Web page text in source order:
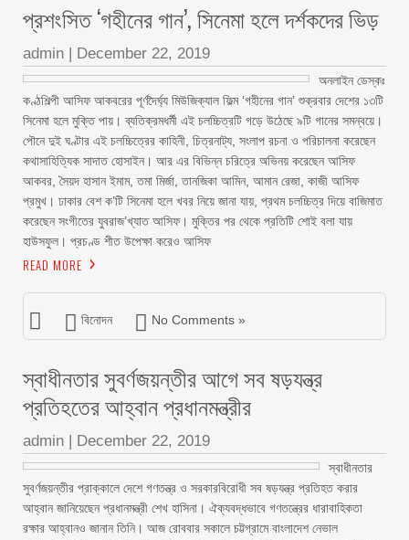
প্রশংসিত ‘গহীনের গান’, সিনেমা হলে দর্শকদের ভিড়
admin | December 22, 2019
অনলাইন ডেস্কঃ
কণ্ঠশিল্পী আসিফ আকবরের পূর্ণদৈর্ঘ্য মিউজিক্যাল ফিল্ম ‘গহীনের গান’ শুক্রবার দেশের ১৩টি
সিনেমা হলে মুক্তি পায়। ব্যতিক্রমধর্মী এই চলচ্চিত্রটি গড়ে উঠেছে ৯টি গানের সমন্বয়ে।
পৌনে দুই ঘণ্টার এই চলচ্চিত্রের কাহিনী, চিত্রনাট্য, সংলাপ রচনা ও পরিচালনা করেছেন
কথাসাহিত্যিক সাদাত হোসাইন। আর এর বিভিন্ন চরিত্রে অভিনয় করেছেন আসিফ
আকবর, সৈয়দ হাসান ইমাম, তমা মির্জা, তানজিকা আমিন, আমান রেজা, কাজী আসিফ
প্রমুখ। ঢাকার বেশ ক’টি সিনেমা হলে খবর নিয়ে জানা যায়, প্রথম চলচ্চিত্র দিয়ে বাজিমাত
করেছেন সংগীতের যুবরাজ’খ্যাত আসিফ। মুক্তির পর থেকে প্রতিটি শোই বলা যায়
হাউসফুল। প্রচণ্ড শীত উপেক্ষা করেও আসিফ
READ MORE
বিনোদন No Comments »
স্বাধীনতার সুবর্ণজয়ন্তীর আগে সব ষড়যন্ত্র
প্রতিহতের আহ্বান প্রধানমন্ত্রীর
admin | December 22, 2019
স্বাধীনতার
সুবর্ণজয়ন্তীর প্রাক্কালে দেশে গণতন্ত্র ও সরকারবিরোধী সব ষড়যন্ত্র প্রতিহত করার
আহ্বান জানিয়েছেন প্রধানমন্ত্রী শেখ হাসিনা। ঐক্যবদ্ধভাবে গণতন্ত্রের ধারাবাহিকতা
রক্ষার আহ্বানও জানান তিনি। আজ রোববার সকালে চট্টগ্রামে বাংলাদেশ নেভাল